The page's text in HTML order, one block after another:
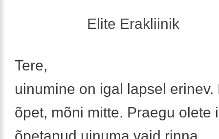
Elite Erakliinik
Tere,
uinumine on igal lapsel erinev.
õpet, mõni mitte. Praegu olete